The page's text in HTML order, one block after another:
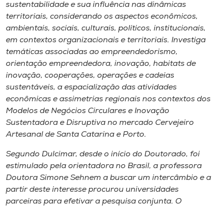
sustentabilidade e sua influência nas dinâmicas
territoriais, considerando os aspectos econômicos,
ambientais, sociais, culturais, políticos, institucionais,
em contextos organizacionais e territoriais. Investiga
temáticas associadas ao empreendedorismo,
orientação empreendedora, inovação, habitats de
inovação, cooperações, operações e cadeias
sustentáveis, a espacialização das atividades
econômicas e assimetrias regionais nos contextos dos
Modelos de Negócios Circulares e Inovação
Sustentadora e Disruptiva no mercado Cervejeiro
Artesanal de Santa Catarina e Porto.
Segundo Dulcimar, desde o início do Doutorado, foi
estimulado pela orientadora no Brasil, a professora
Doutora Simone Sehnem a buscar um intercâmbio e a
partir deste interesse procurou universidades
parceiras para efetivar a pesquisa conjunta. O